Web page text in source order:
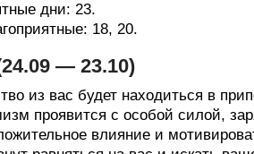
дни: 23.
18, 20.
— 23.10)
из вас будет находиться в
проявится с особой силой,
влияние и